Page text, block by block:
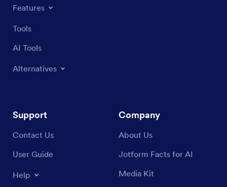
Features
Tools
AI Tools
Alternatives
Support
Contact Us
User Guide
Help
Company
About Us
Jotform Facts for AI
Media Kit